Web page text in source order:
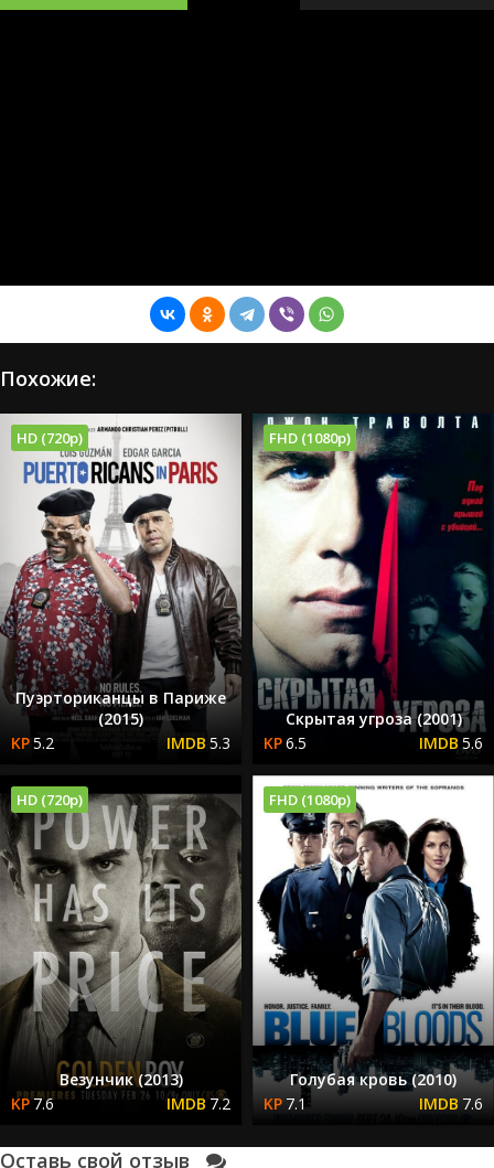
Похожие:
HD (720p)
Пуэрториканцы в Париже
(2015)
5.2
5.3
FHD (1080p)
Скрытая угроза (2001)
6.5
5.6
HD (720p)
Везунчик (2013)
7.6
7.2
FHD (1080p)
Голубая кровь (2010)
7.1
7.6
Оставь свой отзыв